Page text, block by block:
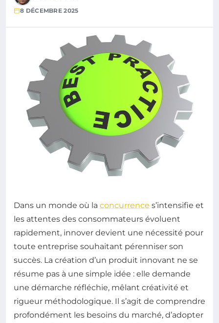
8 DÉCEMBRE 2025
Dans un monde où la concurrence s’intensifie et
les attentes des consommateurs évoluent
rapidement, innover devient une nécessité pour
toute entreprise souhaitant pérenniser son
succès. La création d’un produit innovant ne se
résume pas à une simple idée : elle demande
une démarche réfléchie, mêlant créativité et
rigueur méthodologique. Il s’agit de comprendre
profondément les besoins du marché, d’adopter